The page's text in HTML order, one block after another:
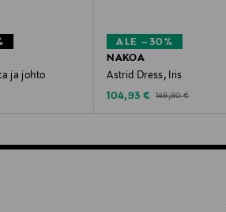
ja johto
ALE –30%
NAKOA
Astrid Dress, Iris
Discounted Price
104,93 € Original Price
149,90 €